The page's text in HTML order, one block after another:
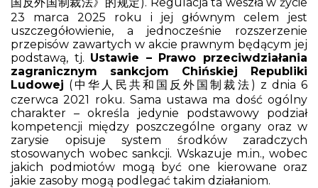
23 marca 2025 roku i jej głównym celem jest
uszczegółowienie, a jednocześnie rozszerzenie
przepisów zawartych w akcie prawnym będącym jej
podstawą, tj. Ustawie – Prawo przeciwdziałania
zagranicznym sankcjom Chińskiej Republiki
Ludowej (中华人民共和国反外国制裁法) z dnia 6
czerwca 2021 roku. Sama ustawa ma dość ogólny
charakter – określa jedynie podstawowy podział
kompetencji między poszczególne organy oraz w
zarysie opisuje system środków zaradczych
stosowanych wobec sankcji. Wskazuje m.in., wobec
jakich podmiotów mogą być one kierowane oraz
jakie zasoby mogą podlegać takim działaniom.